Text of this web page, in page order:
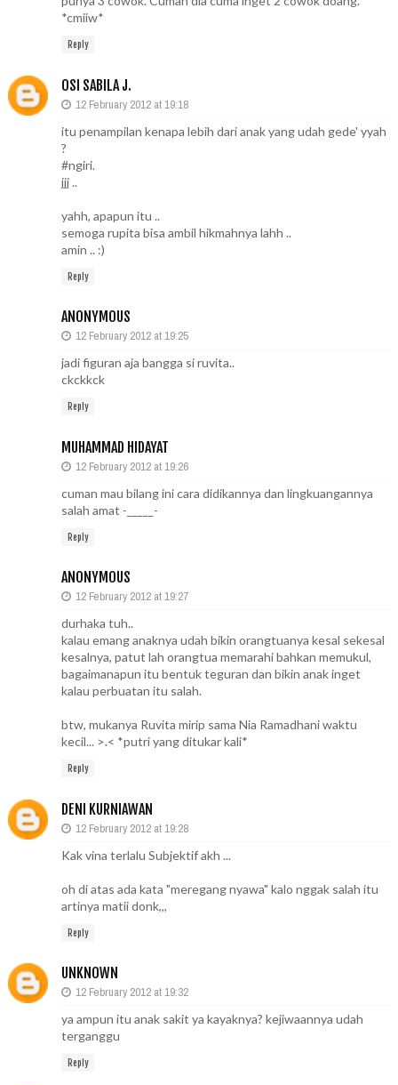
*cmiiw*
Reply
OSI SABILA J.
12 February 2012 at 19:18
itu penampilan kenapa lebih dari anak yang udah gede' yyah
?
#ngiri.
jjj ..
yahh, apapun itu ..
semoga rupita bisa ambil hikmahnya lahh ..
amin .. :)
Reply
ANONYMOUS
12 February 2012 at 19:25
jadi figuran aja bangga si ruvita..
ckckkck
Reply
MUHAMMAD HIDAYAT
12 February 2012 at 19:26
cuman mau bilang ini cara didikannya dan lingkuangannya
salah amat -_____-
Reply
ANONYMOUS
12 February 2012 at 19:27
durhaka tuh..
kalau emang anaknya udah bikin orangtuanya kesal sekesal
kesalnya, patut lah orangtua memarahi bahkan memukul,
bagaimanapun itu bentuk teguran dan bikin anak inget
kalau perbuatan itu salah.
btw, mukanya Ruvita mirip sama Nia Ramadhani waktu
kecil... >.< *putri yang ditukar kali*
Reply
DENI KURNIAWAN
12 February 2012 at 19:28
Kak vina terlalu Subjektif akh ...
oh di atas ada kata "meregang nyawa" kalo nggak salah itu
artinya matii donk,,,
Reply
UNKNOWN
12 February 2012 at 19:32
ya ampun itu anak sakit ya kayaknya? kejiwaannya udah
terganggu
Reply